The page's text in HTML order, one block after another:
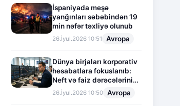
İspaniyada meşə
yanğınları səbəbindən 19
min nəfər təxliyə olunub
26.İyul.2026 10:51 Avropa
Dünya birjaları korporativ
hesabatlara fokuslanıb:
Neft və faiz dərəcələrinin
təsiri altında cari vəziyyət
26.İyul.2026 10:50 Avropa